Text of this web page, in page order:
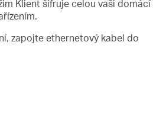
Klient šifruje celou vaši domácí
zapojte ethernetový kabel do